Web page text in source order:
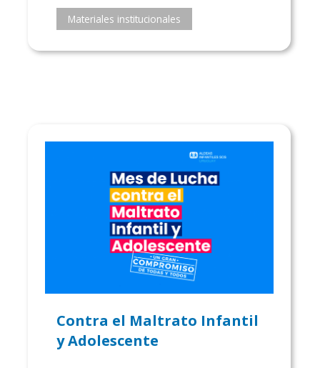
Materiales institucionales
Contra el Maltrato Infantil
y Adolescente